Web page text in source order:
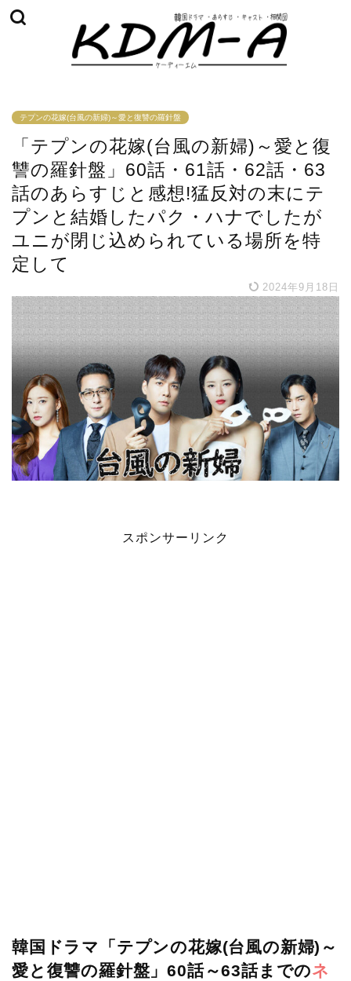
テプンの花嫁(台風の新婦)～愛と復讐の羅針盤
「テプンの花嫁(台風の新婦)～愛と復
讐の羅針盤」60話・61話・62話・63
話のあらすじと感想!猛反対の末にテ
プンと結婚したパク・ハナでしたが
ユニが閉じ込められている場所を特
定して
2024年9月18日
スポンサーリンク
韓国ドラマ「テプンの花嫁(台風の新婦)～
愛と復讐の羅針盤」60話～63話までのネ